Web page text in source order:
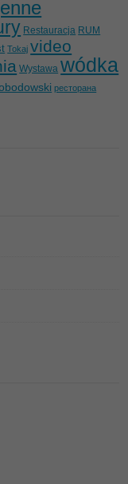
Restauracja RUM
Tokaj video
Wystawa wódka
ресторана